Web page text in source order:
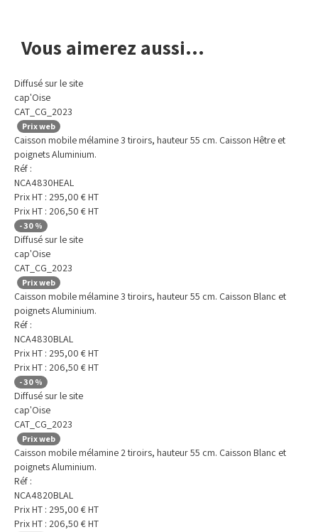
Vous aimerez aussi...
Diffusé sur le site
cap'Oise
CAT_CG_2023
Prix web
Caisson mobile mélamine 3 tiroirs, hauteur 55 cm. Caisson Hêtre et
poignets Aluminium.
Réf :
NCA4830HEAL
Prix HT : 295,00 € HT
Prix HT : 206,50 € HT
-30 %
Diffusé sur le site
cap'Oise
CAT_CG_2023
Prix web
Caisson mobile mélamine 3 tiroirs, hauteur 55 cm. Caisson Blanc et
poignets Aluminium.
Réf :
NCA4830BLAL
Prix HT : 295,00 € HT
Prix HT : 206,50 € HT
-30 %
Diffusé sur le site
cap'Oise
CAT_CG_2023
Prix web
Caisson mobile mélamine 2 tiroirs, hauteur 55 cm. Caisson Blanc et
poignets Aluminium.
Réf :
NCA4820BLAL
Prix HT : 295,00 € HT
Prix HT : 206,50 € HT